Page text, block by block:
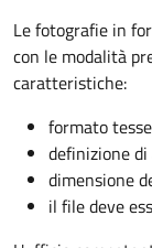
Le fotografie in
con le modalità
caratteristiche:
formato
definizione
dimensione
il file deve